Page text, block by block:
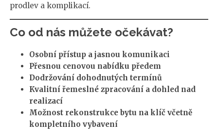
prodlev a komplikací.
Co od nás můžete očekávat?
Osobní přístup a jasnou komunikaci
Přesnou cenovou nabídku předem
Dodržování dohodnutých termínů
Kvalitní řemeslné zpracování a dohled nad
realizací
Možnost rekonstrukce bytu na klíč včetně
kompletního vybavení